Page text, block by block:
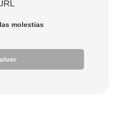
molestias